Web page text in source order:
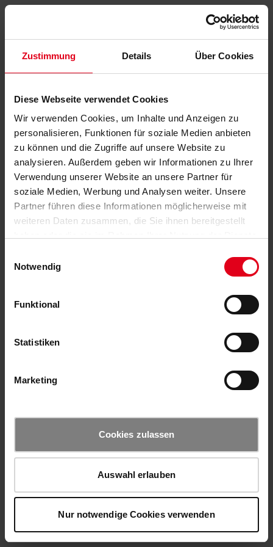
Zustimmung Details Über Cookies
Diese Webseite verwendet Cookies
Wir verwenden Cookies, um Inhalte und Anzeigen zu
personalisieren, Funktionen für soziale Medien anbieten
zu können und die Zugriffe auf unsere Website zu
analysieren. Außerdem geben wir Informationen zu Ihrer
Verwendung unserer Website an unsere Partner für
soziale Medien, Werbung und Analysen weiter. Unsere
Partner führen diese Informationen möglicherweise mit
weiteren Daten zusammen, die Sie ihnen bereitgestellt
Notwendig
Funktional
Statistiken
Marketing
Cookies zulassen
Auswahl erlauben
Nur notwendige Cookies verwenden